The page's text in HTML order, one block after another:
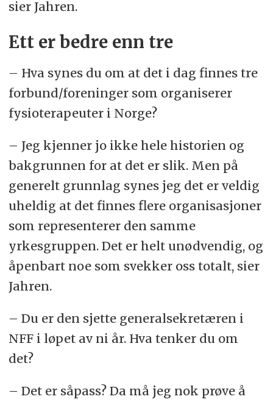
sier Jahren.
Ett er bedre enn tre
– Hva synes du om at det i dag finnes tre
forbund/foreninger som organiserer
fysioterapeuter i Norge?
– Jeg kjenner jo ikke hele historien og
bakgrunnen for at det er slik. Men på
generelt grunnlag synes jeg det er veldig
uheldig at det finnes flere organisasjoner
som representerer den samme
yrkesgruppen. Det er helt unødvendig, og
åpenbart noe som svekker oss totalt, sier
Jahren.
– Du er den sjette generalsekretæren i
NFF i løpet av ni år. Hva tenker du om
det?
– Det er såpass? Da må jeg nok prøve å